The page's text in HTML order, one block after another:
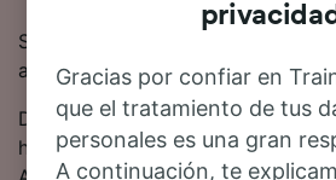
Si quieres saber más sobre el
a Milán, no busques más.
De media, el viaje en tren de
horas 46 minutos. Hasta 4 trenes
privacidad
Gracias por confiar en
que el tratamiento de tus
personales es una gran
A continuación, te